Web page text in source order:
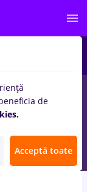
(de acasa)
Telecom
de
Acceptă toate